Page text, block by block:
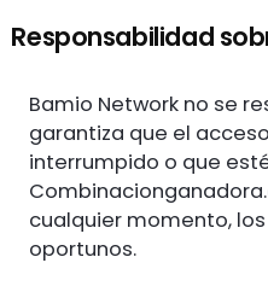
Responsabilidad
Bamio Network no se
garantiza que el
interrumpido o que
cualquier momento,
oportunos.